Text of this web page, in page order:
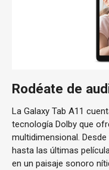
Rodéate de
La Galaxy Tab A11
tecnología Dolby que
multidimensional.
hasta las últimas
en un paisaje sonoro